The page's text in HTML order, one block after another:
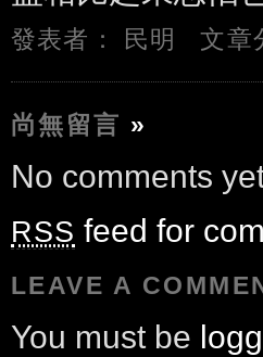
發表者： 民明文章
尚無留言 »
No comments
RSS feed for
LEAVE A
You must be